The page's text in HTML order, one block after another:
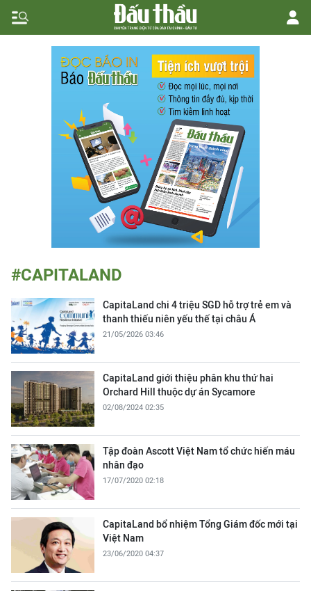
#CAPITALAND
CapitaLand chi 4 triệu SGD hỗ trợ trẻ em và
thanh thiếu niên yếu thế tại châu Á
21/05/2026 03:46
CapitaLand giới thiệu phân khu thứ hai
Orchard Hill thuộc dự án Sycamore
02/08/2024 02:35
Tập đoàn Ascott Việt Nam tổ chức hiến máu
nhân đạo
17/07/2020 02:18
CapitaLand bổ nhiệm Tổng Giám đốc mới tại
Việt Nam
23/06/2020 04:37